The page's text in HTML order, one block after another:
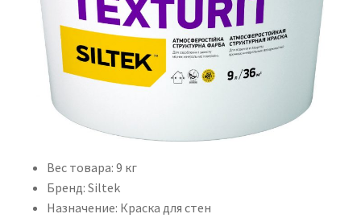
Вес товара: 9 кг
Бренд: Siltek
Назначение: Краска для стен